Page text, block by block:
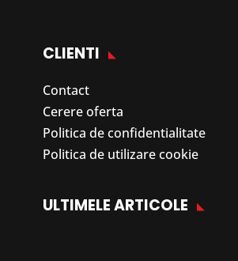
CLIENTI
Contact
Cerere oferta
Politica de confidentialitate
Politica de utilizare cookie
ULTIMELE ARTICOLE